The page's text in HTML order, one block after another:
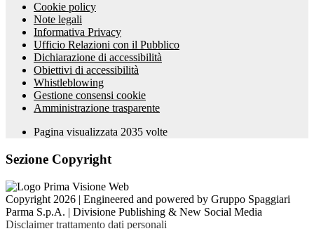
Cookie policy
Note legali
Informativa Privacy
Ufficio Relazioni con il Pubblico
Dichiarazione di accessibilità
Obiettivi di accessibilità
Whistleblowing
Gestione consensi cookie
Amministrazione trasparente
Pagina visualizzata 2035 volte
Sezione Copyright
Copyright 2026 | Engineered and powered by Gruppo Spaggiari
Parma S.p.A. | Divisione Publishing & New Social Media
Disclaimer trattamento dati personali